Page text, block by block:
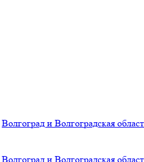
Волгоград и Волгоградская
Волгоград и Волгоградская